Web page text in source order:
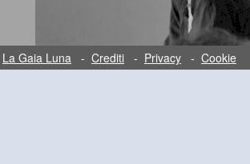
La Gaia Luna - Crediti - Privacy - Cookie